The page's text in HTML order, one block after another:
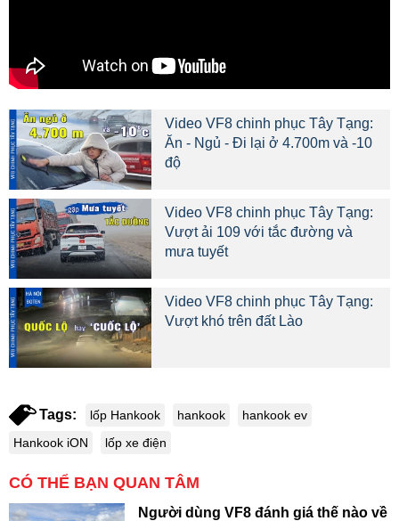
Video VF8 chinh phục Tây Tạng:
Ăn - Ngủ - Đi lại ở 4.700m và -10
độ
Video VF8 chinh phục Tây Tạng:
Vượt ải 109 với tắc đường và
mưa tuyết
Video VF8 chinh phục Tây Tạng:
Vượt khó trên đất Lào
Tags: lốp Hankook hankook
hankook ev
Hankook iON
lốp xe điện
CÓ THỂ BẠN QUAN TÂM
Người dùng VF8 đánh giá thế nào về